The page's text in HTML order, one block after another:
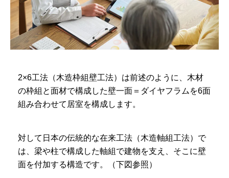
2×6工法（木造枠組壁工法）は前述のように、木材
の枠組と面材で構成した壁一面＝ダイヤフラムを6面
組み合わせて居室を構成します。
対して日本の伝統的な在来工法（木造軸組工法）で
は、梁や柱で構成した軸組で建物を支え、そこに壁
面を付加する構造です。（下図参照）